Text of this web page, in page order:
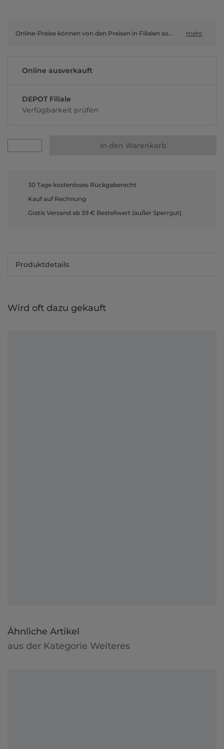
Online-Preise können von den Preisen in Filialen sowie Shop-in-Shop-Flächen abweichen. mehr
Online ausverkauft
DEPOT Filiale
Verfügbarkeit prüfen
In den Warenkorb
30 Tage kostenloses Rückgaberecht
Kauf auf Rechnung
Gratis Versand ab 39 € Bestellwert (außer Sperrgut)
Produktdetails
Wird oft dazu gekauft
Ähnliche Artikel
aus der Kategorie Weiteres